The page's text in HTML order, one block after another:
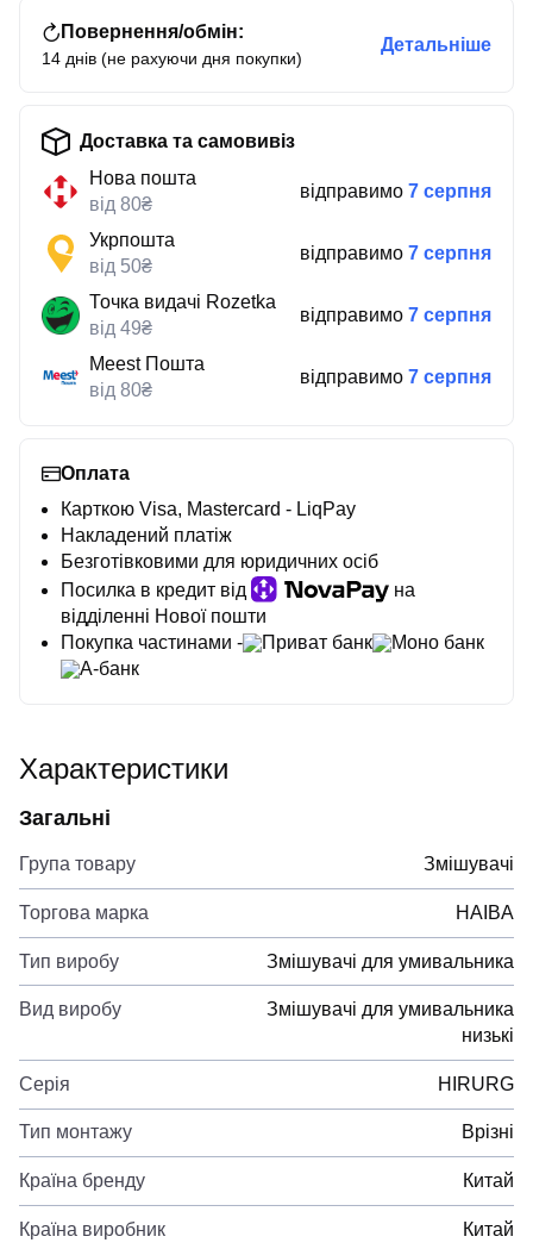
Повернення/обмін:
14 днів (не рахуючи дня покупки)
Детальніше
Доставка та самовивіз
Нова пошта
від 80₴
відправимо 7 серпня
Укрпошта
від 50₴
відправимо 7 серпня
Точка видачі Rozetka
від 49₴
відправимо 7 серпня
Meest Пошта
від 80₴
відправимо 7 серпня
Оплата
Карткою Visa, Mastercard - LiqPay
Накладений платіж
Безготівковими для юридичних осіб
Посилка в кредит від
на
відділенні Нової пошти
Покупка частинами -
Приват банк
Моно банк
А-банк
Характеристики
Загальні
Група товару Змішувачі
Торгова марка HAIBA
Тип виробу Змішувачі для умивальника
Вид виробу
Змішувачі для умивальника
низькі
Серія HIRURG
Тип монтажу Врізні
Країна бренду Китай
Країна виробник Китай